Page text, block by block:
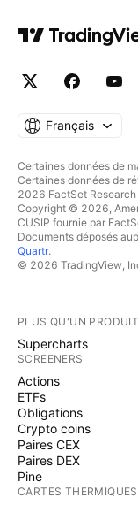
Français
Certaines données de
Certaines données de
2026 FactSet
Copyright © 2026,
CUSIP fournie par
Documents déposés
Quartr.
© 2026 TradingView,
PLUS QU'UN PRODUIT
Supercharts
SCREENERS
Actions
ETFs
Obligations
Crypto coins
Paires CEX
Paires DEX
Pine
CARTES THERMIQUES